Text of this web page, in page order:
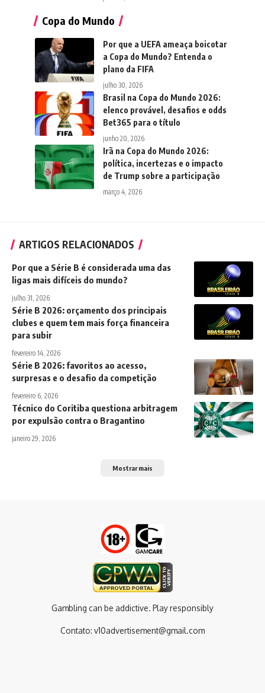
Copa do Mundo
Por que a UEFA ameaça boicotar
a Copa do Mundo? Entenda o
plano da FIFA
julho 30, 2026
Brasil na Copa do Mundo 2026:
elenco provável, desafios e odds
Bet365 para o título
junho 20, 2026
Irã na Copa do Mundo 2026:
política, incertezas e o impacto
de Trump sobre a participação
março 4, 2026
ARTIGOS RELACIONADOS
Por que a Série B é considerada uma das
ligas mais difíceis do mundo?
julho 31, 2026
Série B 2026: orçamento dos principais
clubes e quem tem mais força financeira
para subir
fevereiro 14, 2026
Série B 2026: favoritos ao acesso,
surpresas e o desafio da competição
fevereiro 6, 2026
Técnico do Coritiba questiona arbitragem
por expulsão contra o Bragantino
janeiro 29, 2026
Mostrar mais
Gambling can be addictive. Play responsibly
Contato: v10advertisement@gmail.com